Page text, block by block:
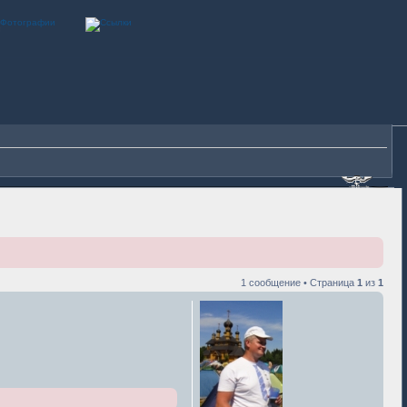
1 сообщение • Страница 1 из 1